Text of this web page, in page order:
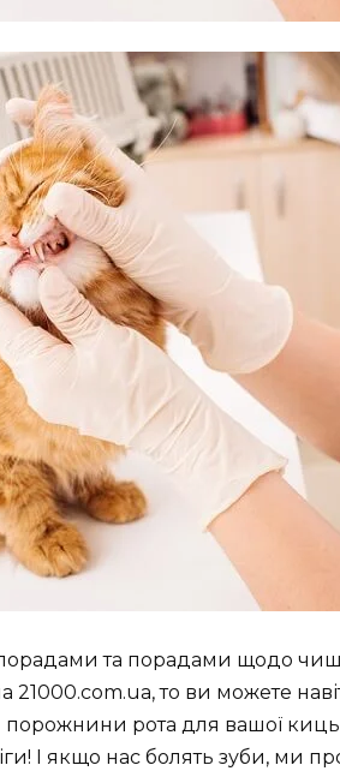
та порадами щодо
то ви можете
рота для вашої
І якщо нас болять зуби, ми